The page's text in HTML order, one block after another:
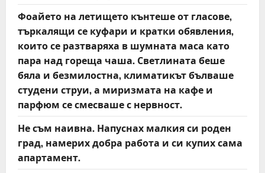
Фоайето на летището кънтеше от гласове,
търкалящи се куфари и кратки обявления,
които се разтваряха в шумната маса като
пара над гореща чаша. Светлината беше
бяла и безмилостна, климатикът бълваше
студени струи, а миризмата на кафе и
парфюм се смесваше с нервност.
Не съм наивна. Напуснах малкия си роден
град, намерих добра работа и си купих сама
апартамент.